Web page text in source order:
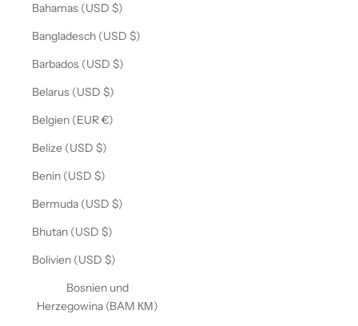
Bahamas (USD $)
Bangladesch (USD $)
Barbados (USD $)
Belarus (USD $)
Belgien (EUR €)
Belize (USD $)
Benin (USD $)
Bermuda (USD $)
Bhutan (USD $)
Bolivien (USD $)
Bosnien und
Herzegowina (BAM КМ)